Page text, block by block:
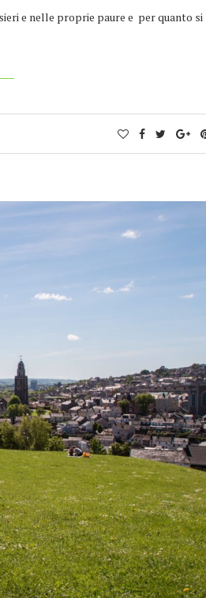
e nelle proprie paure e per quanto si